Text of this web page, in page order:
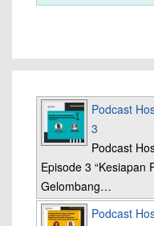
Podcast
3
Podcast
Episode 3 “Kesiapan
Gelombang…
Podcast